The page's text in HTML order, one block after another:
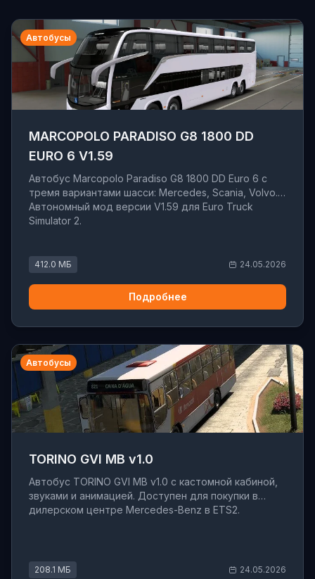
Автобусы
MARCOPOLO PARADISO G8 1800 DD
EURO 6 V1.59
Автобус Marcopolo Paradiso G8 1800 DD Euro 6 с
тремя вариантами шасси: Mercedes, Scania, Volvo.
Автономный мод версии V1.59 для Euro Truck
Simulator 2.
412.0 МБ 24.05.2026
Подробнее
Автобусы
TORINO GVI MB v1.0
Автобус TORINO GVI MB v1.0 с кастомной кабиной,
звуками и анимацией. Доступен для покупки в
дилерском центре Mercedes-Benz в ETS2.
208.1 МБ 24.05.2026